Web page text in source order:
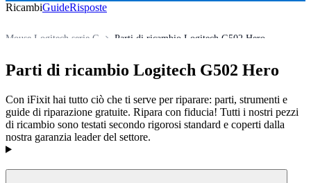
RicambiGuideRisposte
Parti di ricambio Logitech G502 Hero
Mouse Logitech serie G
Tutti i ricambi
Store
Parti di ricambio Logitech G502 Hero
Con iFixit hai tutto ciò che ti serve per riparare: parti, strumenti e
guide di riparazione gratuite. Ripara con fiducia! Tutti i nostri pezzi
di ricambio sono testati secondo rigorosi standard e coperti dalla
nostra garanzia leader del settore.
Prodotti